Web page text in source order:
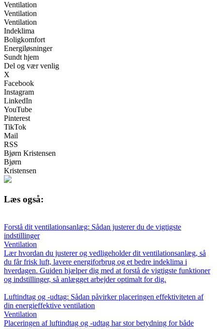
Ventilation
Ventilation
Ventilation
Indeklima
Boligkomfort
Energiløsninger
Sundt hjem
Del og vær venlig
X
Facebook
Instagram
LinkedIn
YouTube
Pinterest
TikTok
Mail
RSS
Bjørn Kristensen
Bjørn
Kristensen
Læs også:
Forstå dit ventilationsanlæg: Sådan justerer du de vigtigste
indstillinger
Ventilation
Lær hvordan du justerer og vedligeholder dit ventilationsanlæg, så
du får frisk luft, lavere energiforbrug og et bedre indeklima i
hverdagen. Guiden hjælper dig med at forstå de vigtigste funktioner
og indstillinger, så anlægget arbejder optimalt for dig.
Luftindtag og -udtag: Sådan påvirker placeringen effektiviteten af
din energieffektive ventilation
Ventilation
Placeringen af luftindtag og -udtag har stor betydning for både